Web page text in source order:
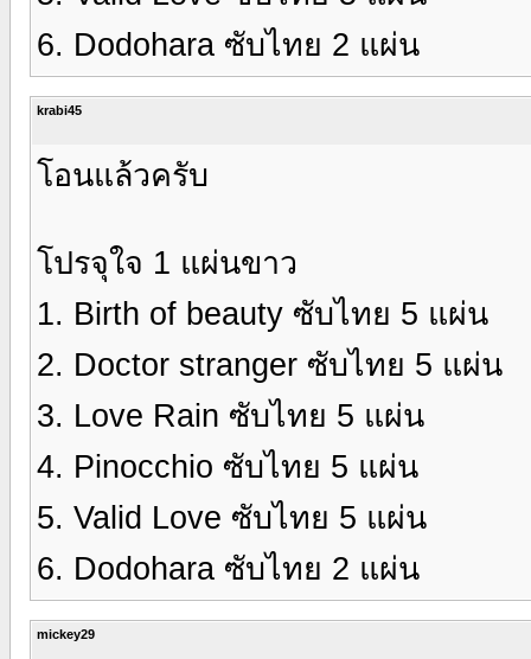
6. Dodohara ซับไทย 2 แผ่น
krabi45
โอนแล้วครับ
โปรจุใจ 1 แผ่นขาว
1. Birth of beauty ซับไทย 5 แผ่น
2. Doctor stranger ซับไทย 5 แผ่น
3. Love Rain ซับไทย 5 แผ่น
4. Pinocchio ซับไทย 5 แผ่น
5. Valid Love ซับไทย 5 แผ่น
6. Dodohara ซับไทย 2 แผ่น
mickey29